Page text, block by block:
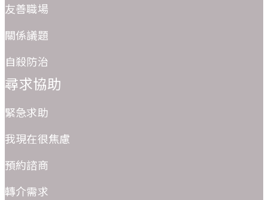
友善職場
關係議題
自殺防治
尋求協助
緊急求助
我現在很焦慮
預約諮商
轉介需求